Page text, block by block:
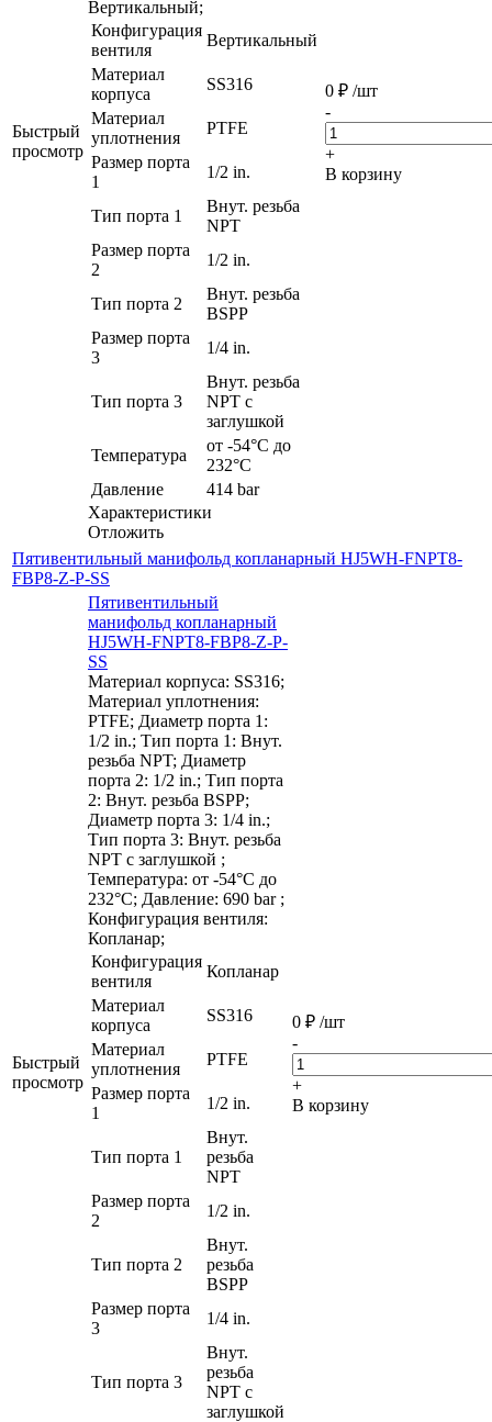
Быстрый
просмотр
Вертикальный;
Конфигурация
вентиля
Вертикальный
Материал
корпуса
SS316
Материал
уплотнения
PTFE
Размер порта
1
1/2 in.
Тип порта 1
Внут. резьба
NPT
Размер порта
2
1/2 in.
Тип порта 2
Внут. резьба
BSPP
Размер порта
3
1/4 in.
Тип порта 3
Внут. резьба
NPT с
заглушкой
Температура
от -54°C до
232°C
Давление
414 bar
Характеристики
Отложить
0 ₽ /шт
-
+
В корзину
Пятивентильный манифольд копланарный HJ5WH-FNPT8-
FBP8-Z-P-SS
Быстрый
просмотр
Пятивентильный
манифольд копланарный
HJ5WH-FNPT8-FBP8-Z-P-
SS
Материал корпуса: SS316;
Материал уплотнения:
PTFE; Диаметр порта 1:
1/2 in.; Тип порта 1: Внут.
резьба NPT; Диаметр
порта 2: 1/2 in.; Тип порта
2: Внут. резьба BSPP;
Диаметр порта 3: 1/4 in.;
Тип порта 3: Внут. резьба
NPT с заглушкой ;
Температура: от -54°C до
232°C; Давление: 690 bar ;
Конфигурация вентиля:
Копланар;
Конфигурация
вентиля
Копланар
Материал
корпуса
SS316
Материал
уплотнения
PTFE
Размер порта
1
1/2 in.
Тип порта 1
Внут.
резьба
NPT
Размер порта
2
1/2 in.
Тип порта 2
Внут.
резьба
BSPP
Размер порта
3
1/4 in.
Тип порта 3
Внут.
резьба
NPT с
заглушкой
0 ₽ /шт
-
+
В корзину